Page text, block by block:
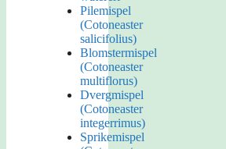
Pilemispel
(Cotoneaster
salicifolius)
Blomstermispel
(Cotoneaster
multiflorus)
Dvergmispel
(Cotoneaster
integerrimus)
Sprikemispel